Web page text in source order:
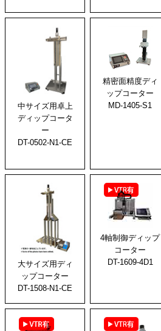
中サイズ用卓上
ディップコータ
ー
DT-0502-N1-CE
精密面精度ディ
ップコーター
MD-1405-S1
大サイズ用ディ
ップコーター
DT-1508-N1-CE
4軸制御ディップ
コーター
DT-1609-4D1